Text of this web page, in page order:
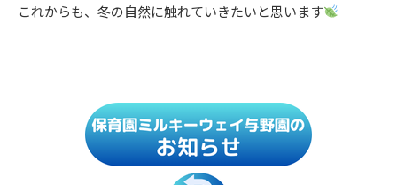
これからも、冬の自然に触れていきたいと思います